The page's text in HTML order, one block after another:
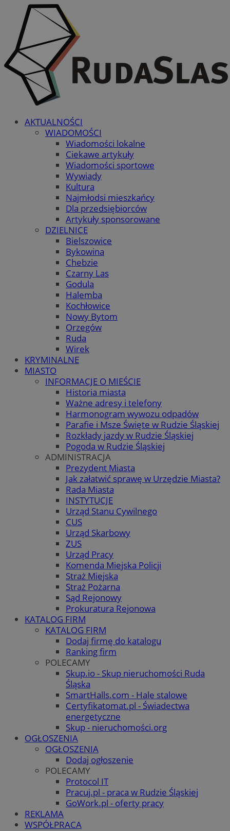
AKTUALNOŚCI
WIADOMOŚCI
Wiadomości lokalne
Ciekawe artykuły
Wiadomości sportowe
Wywiady
Kultura
Najmłodsi mieszkańcy
Dla przedsiębiorców
Artykuły sponsorowane
DZIELNICE
Bielszowice
Bykowina
Chebzie
Czarny Las
Godula
Halemba
Kochłowice
Nowy Bytom
Orzegów
Ruda
Wirek
KRYMINALNE
MIASTO
INFORMACJE O MIEŚCIE
Historia miasta
Ważne adresy i telefony
Harmonogram wywozu odpadów
Parafie i Msze Święte w Rudzie Śląskiej
Rozkłady jazdy w Rudzie Śląskiej
Pogoda w Rudzie Śląskiej
ADMINISTRACJA
Prezydent Miasta
Jak załatwić sprawę w Urzędzie Miasta?
Rada Miasta
INSTYTUCJE
Urząd Stanu Cywilnego
CUS
Urząd Skarbowy
ZUS
Urząd Pracy
Komenda Miejska Policji
Straż Miejska
Straż Pożarna
Sąd Rejonowy
Prokuratura Rejonowa
KATALOG FIRM
KATALOG FIRM
Dodaj firmę do katalogu
Ranking firm
POLECAMY
Skup.io - Skup nieruchomości Ruda
Śląska
SmartHalls.com - Hale stalowe
Certyfikatomat.pl - Świadectwa
energetyczne
Skup - nieruchomości.org
OGŁOSZENIA
OGŁOSZENIA
Dodaj ogłoszenie
POLECAMY
Protocol IT
Pracuj.pl - praca w Rudzie Śląskiej
GoWork.pl - oferty pracy
REKLAMA
WSPÓŁPRACA